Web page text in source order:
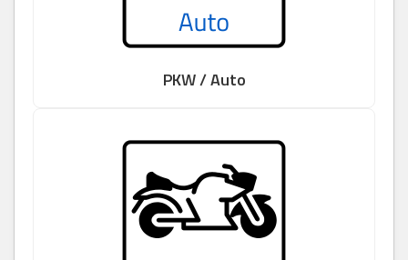
PKW / Auto